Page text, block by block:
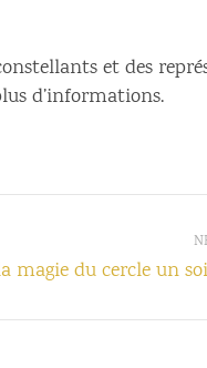
et des
d’informations.
magie du cercle un